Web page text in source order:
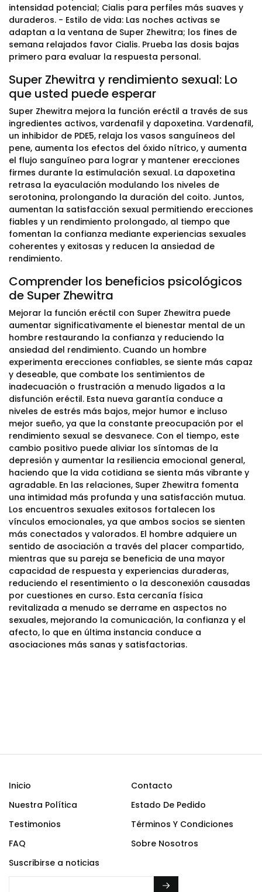
intensidad potencial; Cialis para perfiles más suaves y
duraderos. - Estilo de vida: Las noches activas se
adaptan a la ventana de Super Zhewitra; los fines de
semana relajados favor Cialis. Prueba las dosis bajas
primero para evaluar la respuesta personal.
Super Zhewitra y rendimiento sexual: Lo
que usted puede esperar
Super Zhewitra mejora la función eréctil a través de sus
ingredientes activos, vardenafil y dapoxetina. Vardenafil,
un inhibidor de PDE5, relaja los vasos sanguíneos del
pene, aumenta los efectos del óxido nítrico, y aumenta
el flujo sanguíneo para lograr y mantener erecciones
firmes durante la estimulación sexual. La dapoxetina
retrasa la eyaculación modulando los niveles de
serotonina, prolongando la duración del coito. Juntos,
aumentan la satisfacción sexual permitiendo erecciones
fiables y un rendimiento prolongado, al tiempo que
fomentan la confianza mediante experiencias sexuales
coherentes y exitosas y reducen la ansiedad de
rendimiento.
Comprender los beneficios psicológicos
de Super Zhewitra
Mejorar la función eréctil con Super Zhewitra puede
aumentar significativamente el bienestar mental de un
hombre restaurando la confianza y reduciendo la
ansiedad del rendimiento. Cuando un hombre
experimenta erecciones confiables, se siente más capaz
y deseable, que combate los sentimientos de
inadecuación o frustración a menudo ligados a la
disfunción eréctil. Esta nueva garantía conduce a
niveles de estrés más bajos, mejor humor e incluso
mejor sueño, ya que la constante preocupación por el
rendimiento sexual se desvanece. Con el tiempo, este
cambio positivo puede aliviar los síntomas de la
depresión y aumentar la resiliencia emocional general,
haciendo que la vida cotidiana se sienta más vibrante y
agradable. En las relaciones, Super Zhewitra fomenta
una intimidad más profunda y una satisfacción mutua.
Los encuentros sexuales exitosos fortalecen los
vínculos emocionales, ya que ambos socios se sienten
más conectados y valorados. El hombre adquiere un
sentido de asociación a través del placer compartido,
mientras que su pareja se beneficia de una mayor
capacidad de respuesta y experiencias duraderas,
reduciendo el resentimiento o la desconexión causadas
por cuestiones en curso. Esta cercanía física
revitalizada a menudo se derrame en aspectos no
sexuales, mejorando la comunicación, la confianza y el
afecto, lo que en última instancia conduce a
asociaciones más sanas y satisfactorias.
Inicio
Contacto
Nuestra Política
Estado De Pedido
Testimonios
Términos Y Condiciones
FAQ
Sobre Nosotros
Suscribirse a noticias